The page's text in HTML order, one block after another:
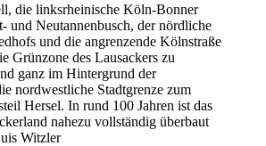
die linksrheinische Köln-Bonner
und Neutannenbusch, der nördliche
und die angrenzende Kölnstraße
Grünzone des Lausackers zu
ganz im Hintergrund der
nordwestliche Stadtgrenze zum
Hersel. In rund 100 Jahren ist das
nahezu vollständig überbaut
Witzler